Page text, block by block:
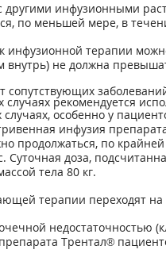
другими инфузионными
по меньшей мере, в
инфузионной терапии
внутрь) не должна
сопутствующих
случаях рекомендуется
особенно у
инфузия
продолжаться, по
Суточная доза,
тела 80 кг.
терапии переходят на
недостаточностью
Трентал®